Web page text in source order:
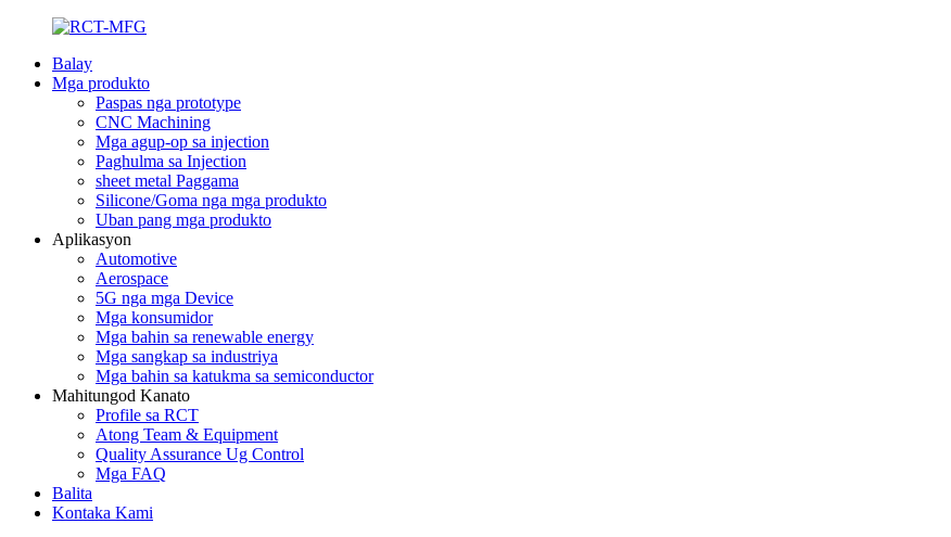
Balay
Mga produkto
Paspas nga prototype
CNC Machining
Mga agup-op sa injection
Paghulma sa Injection
sheet metal Paggama
Silicone/Goma nga mga produkto
Uban pang mga produkto
Aplikasyon
Automotive
Aerospace
5G nga mga Device
Mga konsumidor
Mga bahin sa renewable energy
Mga sangkap sa industriya
Mga bahin sa katukma sa semiconductor
Mahitungod Kanato
Profile sa RCT
Atong Team & Equipment
Quality Assurance Ug Control
Mga FAQ
Balita
Kontaka Kami